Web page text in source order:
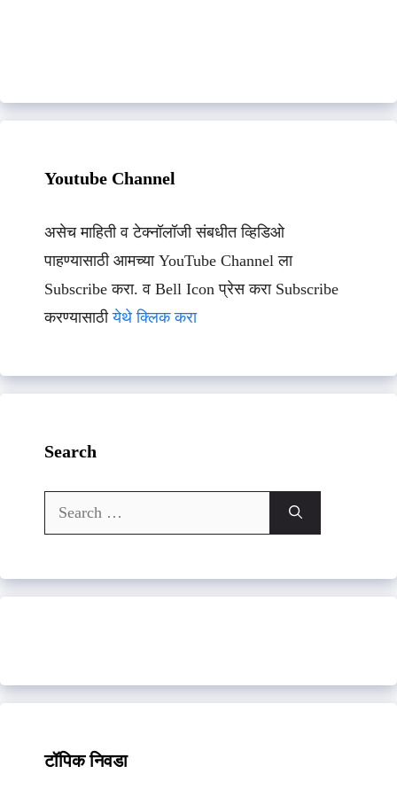
Youtube Channel
असेच माहिती व टेक्नॉलॉजी संबधीत व्हिडिओ
पाहण्यासाठी आमच्या YouTube Channel ला
Subscribe करा. व Bell Icon प्रेस करा Subscribe
करण्यासाठीयेथे क्लिक करा
Search
Search
for:
टॉपिक निवडा